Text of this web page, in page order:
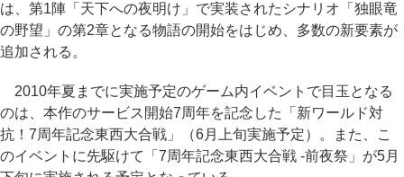
は、第1陣「天下への夜明け」で実装されたシナリオ「独眼竜
の野望」の第2章となる物語の開始をはじめ、多数の新要素が
追加される。
2010年夏までに実施予定のゲーム内イベントで目玉となる
のは、本作のサービス開始7周年を記念した「新ワールド対
抗！7周年記念東西大合戦」（6月上旬実施予定）。また、こ
のイベントに先駆けて「7周年記念東西大合戦 -前夜祭」が5月